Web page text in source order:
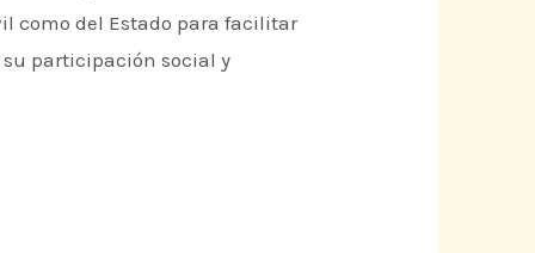
como del Estado para facilitar
su participación social y